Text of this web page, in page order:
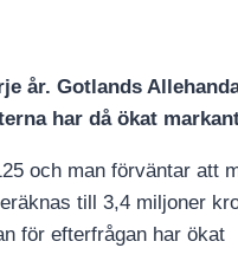
år. Gotlands
har då ökat
och man förväntar att
till 3,4 miljoner
för efterfrågan har ökat